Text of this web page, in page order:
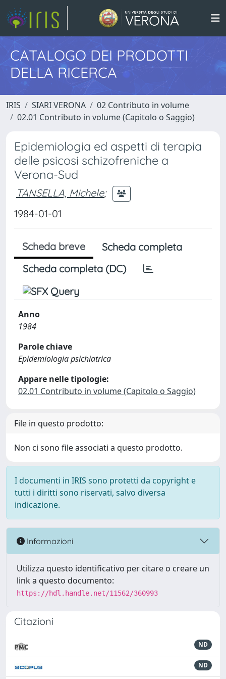
CATALOGO DEI PRODOTTI
DELLA RICERCA
IRIS SIARI VERONA
02 Contributo in volume
02.01 Contributo in volume (Capitolo o Saggio)
Epidemiologia ed aspetti di terapia
delle psicosi schizofreniche a
Verona-Sud
TANSELLA, Michele;
1984-01-01
Scheda breve
Scheda completa
Scheda completa (DC)
Anno
1984
Parole chiave
Epidemiologia psichiatrica
Appare nelle tipologie:
02.01 Contributo in volume (Capitolo o Saggio)
File in questo prodotto:
Non ci sono file associati a questo prodotto.
I documenti in IRIS sono protetti da copyright e
tutti i diritti sono riservati, salvo diversa
indicazione.
Informazioni
Utilizza questo identificativo per citare o creare un
link a questo documento:
https://hdl.handle.net/11562/360993
Citazioni
ND
ND